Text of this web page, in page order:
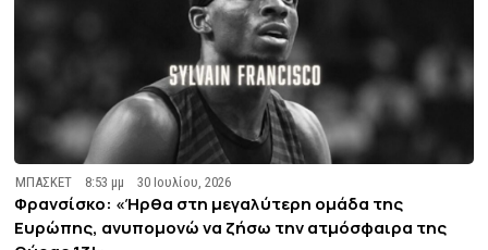
ΜΠΑΣΚΕΤ 8:53 μμ 30 Ιουλίου, 2026
Φρανσίσκο: «Ήρθα στη μεγαλύτερη ομάδα της
Ευρώπης, ανυπομονώ να ζήσω την ατμόσφαιρα της